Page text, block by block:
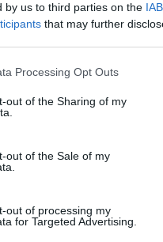
by us to third parties on the
that may further
Processing Opt Outs
out of the Sharing of my
out of the Sale of my
out of processing my
for Targeted Advertising.